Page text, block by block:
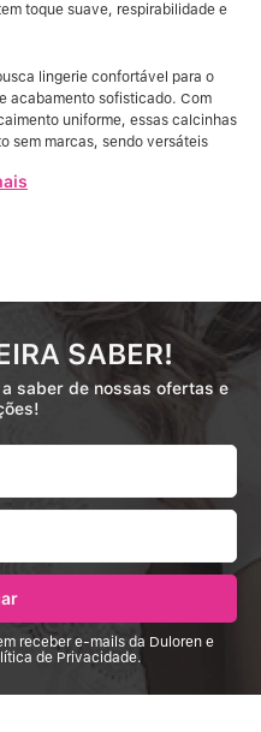
toque suave, respirabilidade e
lingerie confortável para o
acabamento sofisticado. Com
uniforme, essas calcinhas
sem marcas, sendo versáteis
SABER!
saber de nossas ofertas e
receber e-mails da Duloren e
de Privacidade.